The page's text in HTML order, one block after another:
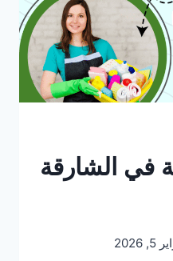
في الشارقة
2026